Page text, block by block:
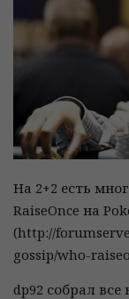
На 2+2 есть
RaiseOnce на
(http://
gossip/who-
dp92 собрал